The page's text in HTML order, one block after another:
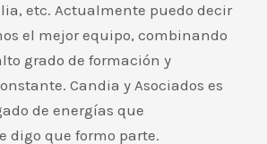
etc. Actualmente puedo decir
el mejor equipo, combinando
grado de formación y
Candia y Asociados es
de energías que
digo que formo parte.